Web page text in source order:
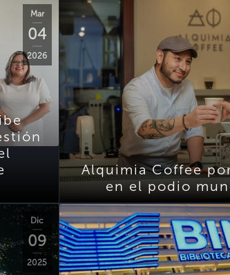
Mar
04
2026
Alquimia Coffee
en el podio
Dic
09
2025